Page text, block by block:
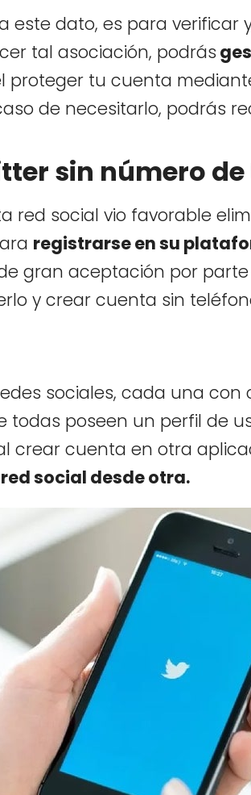
este dato, es para verificar
tal asociación, podrás
proteger tu cuenta
de necesitarlo, podrás
sin número
red social vio favorable
registrarse en su
gran aceptación por
y crear cuenta sin
sociales, cada una con
todas poseen un perfil de
crear cuenta en otra
social desde otra.